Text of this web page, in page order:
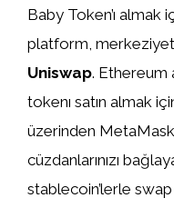
Baby Token’ı almak
platform,
Uniswap. Ethereum
tokenı satın almak
üzerinden
cüzdanlarınızı
stablecoin’lerle